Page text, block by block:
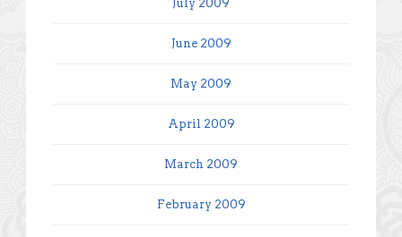
July 2009
June 2009
May 2009
April 2009
March 2009
February 2009